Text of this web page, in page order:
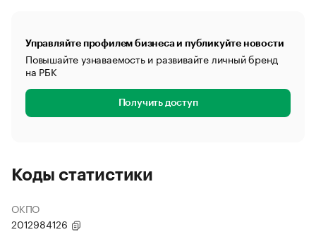
Управляйте профилем бизнеса и публикуйте новости
Повышайте узнаваемость и развивайте личный бренд
на РБК
Получить доступ
Коды статистики
ОКПО
2012984126